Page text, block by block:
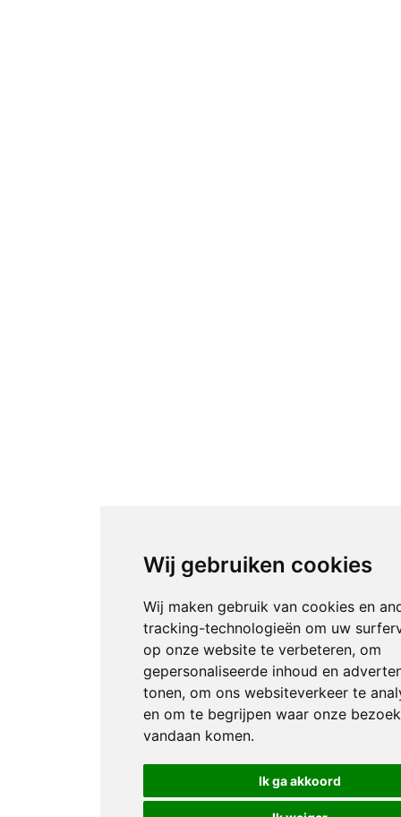
Wij gebruiken cookies
Wij maken gebruik van cookies en
tracking-technologieën om uw
op onze website te verbeteren, om
gepersonaliseerde inhoud en
tonen, om ons websiteverkeer te
en om te begrijpen waar onze
vandaan komen.
Ik ga akkoord